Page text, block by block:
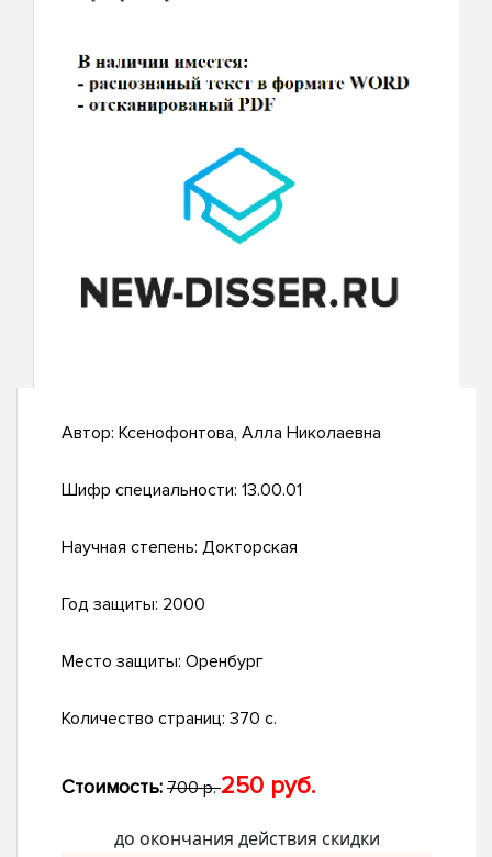
Автор: Ксенофонтова, Алла Николаевна
Шифр специальности: 13.00.01
Научная степень: Докторская
Год защиты: 2000
Место защиты: Оренбург
Количество страниц: 370 с.
Стоимость: 700 р.250 руб.
до окончания действия скидки